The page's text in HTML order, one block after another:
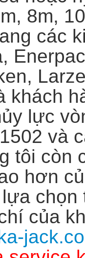
8m,
các
khách
lực
1502 và
tôi còn
hơn
chọn
của